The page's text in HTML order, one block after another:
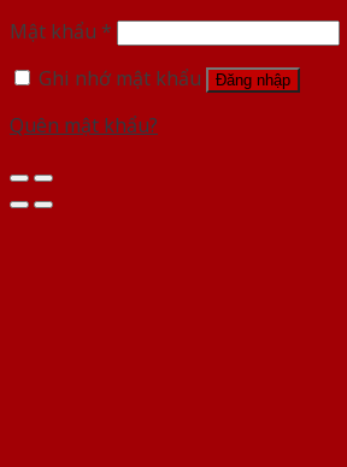
Mật khẩu *
Ghi nhớ mật khẩu
Đăng nhập
Quên mật khẩu?